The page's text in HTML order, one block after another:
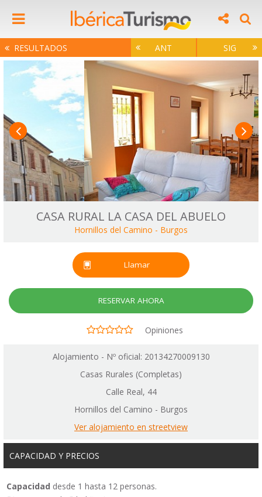
RESULTADOS ANT SIG
CASA RURAL LA CASA DEL ABUELO
Hornillos del Camino - Burgos
Llamar
RESERVAR AHORA
Opiniones
Alojamiento - Nº oficial: 20134270009130
Casas Rurales (Completas)
Calle Real, 44
Hornillos del Camino - Burgos
Ver alojamiento en streetview
CAPACIDAD Y PRECIOS
Capacidad desde 1 hasta 12 personas.